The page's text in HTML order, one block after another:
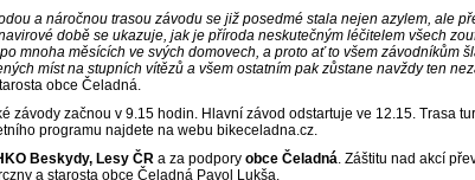
a náročnou trasou závodu se již posedmé stala nejen azylem, ale
době se ukazuje, jak je příroda neskutečným léčitelem všech
mnoha měsících ve svých domovech, a proto ať to všem závodníkům
míst na stupních vítězů a všem ostatním pak zůstane navždy ten
obce Čeladná.
závody začnou v 9.15 hodin. Hlavní závod odstartuje ve 12.15. Trasa
programu najdete na webu bikeceladna.cz.
Beskydy, Lesy ČR a za podporyobce Čeladná. Záštitu nad akcí
a starosta obce Čeladná Pavol Lukša.